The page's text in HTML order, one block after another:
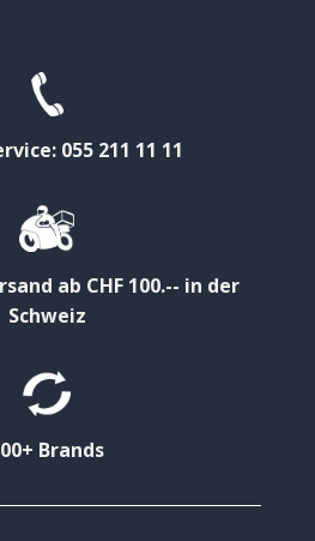
055 211 11 11
ab CHF 100.-- in der
Schweiz
Brands